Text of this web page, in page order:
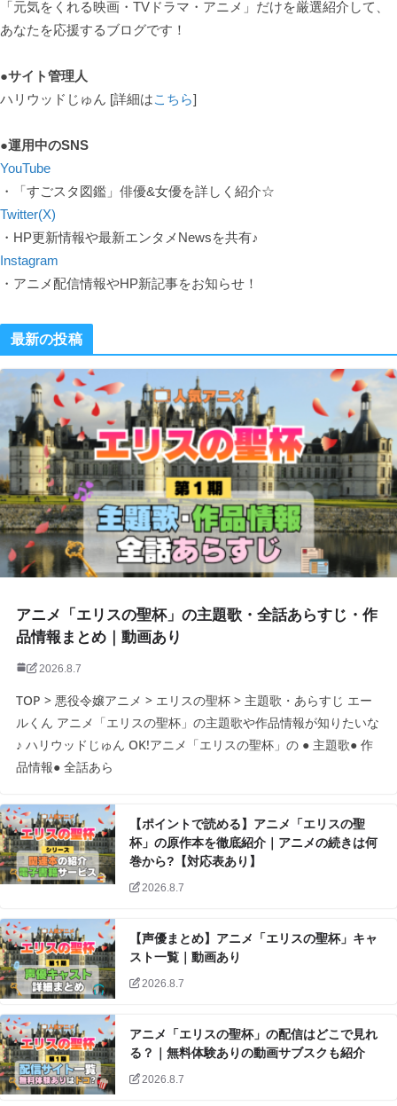
「元気をくれる映画・TVドラマ・アニメ」だけを厳選紹介して、
あなたを応援するブログです！
●サイト管理人
ハリウッドじゅん [詳細はこちら]
●運用中のSNS
YouTube
・「すごスタ図鑑」俳優&女優を詳しく紹介☆
Twitter(X)
・HP更新情報や最新エンタメNewsを共有♪
Instagram
・アニメ配信情報やHP新記事をお知らせ！
最新の投稿
アニメ「エリスの聖杯」の主題歌・全話あらすじ・作
品情報まとめ｜動画あり
2026.8.7
TOP > 悪役令嬢アニメ > エリスの聖杯 > 主題歌・あらすじ エー
ルくん アニメ「エリスの聖杯」の主題歌や作品情報が知りたいな
♪ ハリウッドじゅん OK!アニメ「エリスの聖杯」の ● 主題歌● 作
品情報● 全話あら
【ポイントで読める】アニメ「エリスの聖
杯」の原作本を徹底紹介｜アニメの続きは何
巻から?【対応表あり】
2026.8.7
【声優まとめ】アニメ「エリスの聖杯」キャ
スト一覧｜動画あり
2026.8.7
アニメ「エリスの聖杯」の配信はどこで見れ
る？｜無料体験ありの動画サブスクも紹介
2026.8.7